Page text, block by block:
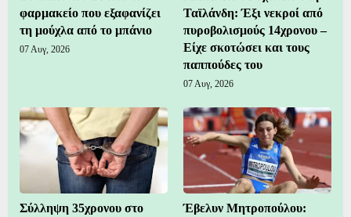
φαρμακείο που εξαφανίζει
τη μούχλα από το μπάνιο
07 Αυγ, 2026
Ταϊλάνδη: Έξι νεκροί από
πυροβολισμούς 14χρονου –
Είχε σκοτώσει και τους
παππούδες του
07 Αυγ, 2026
Σύλληψη 35χρονου στο
Έβελυν Μητροπούλου: